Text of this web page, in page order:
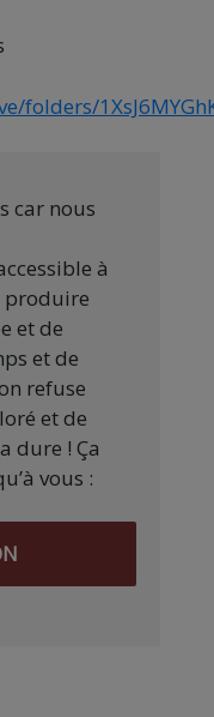
folders/
car nous
à
produire
et de
et de
refuse
et de
dure ! Ça
vous :